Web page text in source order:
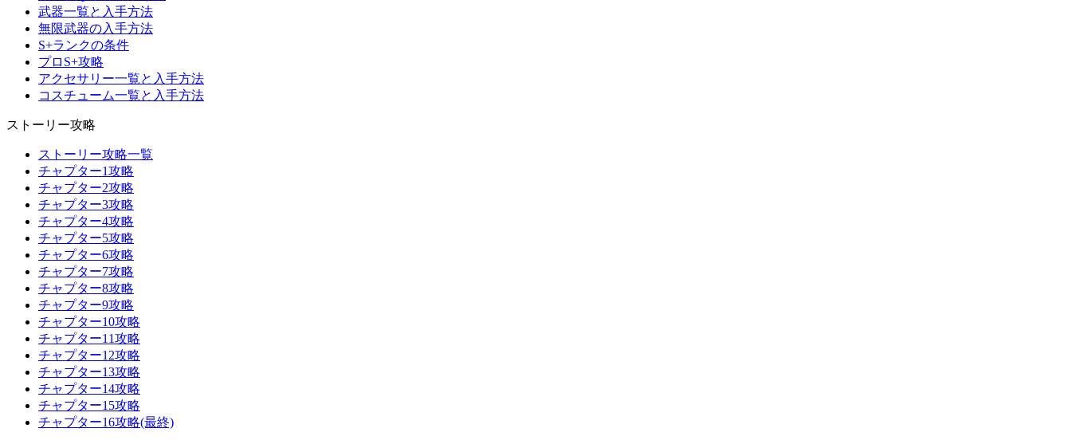
武器一覧と入手方法
無限武器の入手方法
S+ランクの条件
プロS+攻略
アクセサリー一覧と入手方法
コスチューム一覧と入手方法
ストーリー攻略
ストーリー攻略一覧
チャプター1攻略
チャプター2攻略
チャプター3攻略
チャプター4攻略
チャプター5攻略
チャプター6攻略
チャプター7攻略
チャプター8攻略
チャプター9攻略
チャプター10攻略
チャプター11攻略
チャプター12攻略
チャプター13攻略
チャプター14攻略
チャプター15攻略
チャプター16攻略(最終)